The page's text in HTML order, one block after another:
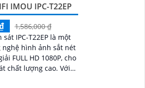
IMOU IPC-T22EP
1,586,000 ₫
IPC-T22EP là một
nghệ hình ảnh sắt nét
FULL HD 1080P, cho
lượng cao. Với